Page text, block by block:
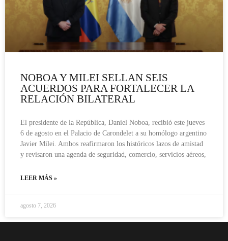
NOBOA Y MILEI SELLAN SEIS
ACUERDOS PARA FORTALECER LA
RELACIÓN BILATERAL
El presidente de la República, Daniel Noboa, recibió este jueves
6 de agosto en el Palacio de Carondelet a su homólogo argentino
Javier Milei. Ambos reafirmaron los históricos lazos de amistad
y revisaron una agenda de seguridad, comercio, servicios aéreos,
LEER MÁS »
agosto 7, 2026